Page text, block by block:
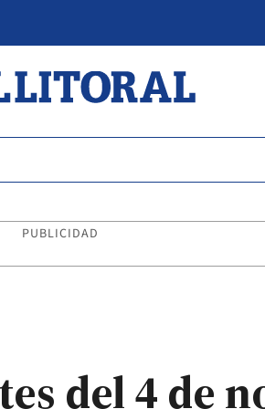
PUBLICIDAD
del 4 de